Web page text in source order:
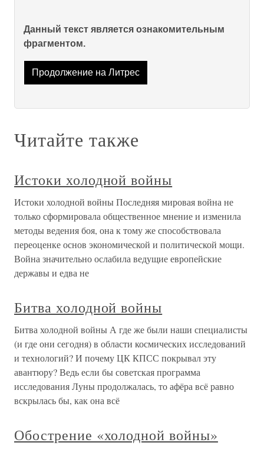
Данный текст является ознакомительным
фрагментом.
Продолжение на Литрес
Читайте также
Истоки холодной войны
Истоки холодной войны Последняя мировая война не
только сформировала общественное мнение и изменила
методы ведения боя, она к тому же способствовала
переоценке основ экономической и политической мощи.
Война значительно ослабила ведущие европейские
державы и едва не
Битва холодной войны
Битва холодной войны А где же были наши специалисты
(и где они сегодня) в области космических исследований
и технологий? И почему ЦК КПСС покрывал эту
авантюру? Ведь если бы советская программа
исследования Луны продолжалась, то афёра всё равно
вскрылась бы, как она всё
Обострение «холодной войны»